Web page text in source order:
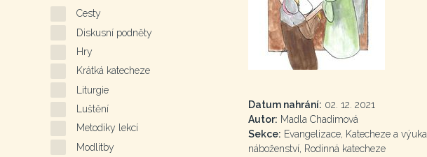
Datum nahrání: 02. 12. 2021
Autor: Madla Chadimová
Sekce: Evangelizace, Katecheze a výuka
náboženství, Rodinná katecheze
Cesty
Diskusní podněty
Hry
Krátká katecheze
Liturgie
Luštění
Metodiky lekcí
Modlitby